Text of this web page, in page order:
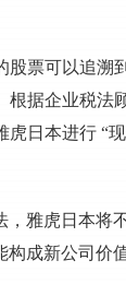
股票可以追溯
根据企业税法
虎日本进行 “
，雅虎日本将
构成新公司价